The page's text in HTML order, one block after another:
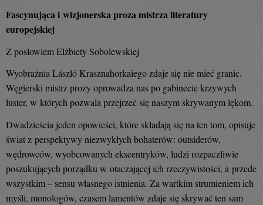
Fascynująca i wizjonerska proza mistrza literatury
europejskiej
Z posłowiem Elżbiety Sobolewskiej
Wyobraźnia László Krasznahorkaiego zdaje się nie mieć granic.
Węgierski mistrz prozy oprowadza nas po gabinecie krzywych
luster, w których pozwala przejrzeć się naszym skrywanym lękom.
Dwadzieścia jeden opowieści, które składają się na ten tom, opisuje
świat z perspektywy niezwykłych bohaterów: outsiderów,
wędrowców, wyobcowanych ekscentryków, ludzi rozpaczliwie
poszukujących porządku w otaczającej ich rzeczywistości, a przede
wszystkim – sensu własnego istnienia. Za wartkim strumieniem ich
myśli, monologów, czasem lamentów zdaje się skrywać ten sam